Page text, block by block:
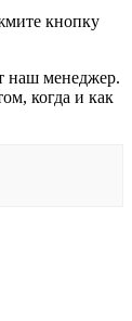
кнопку
наш менеджер.
когда и как